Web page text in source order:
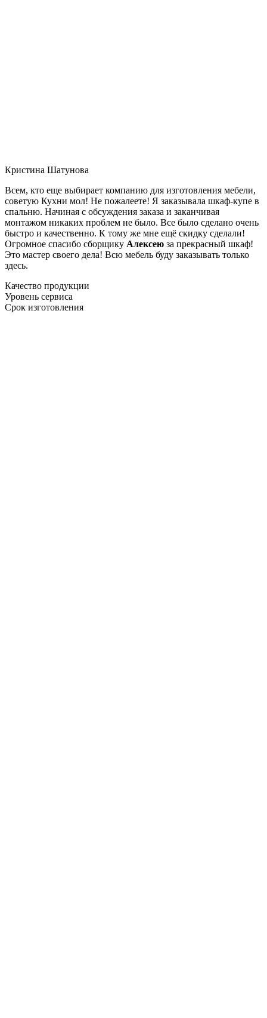
Кристина Шатунова
Всем, кто еще выбирает компанию для изготовления мебели,
советую Кухни мол! Не пожалеете! Я заказывала шкаф-купе в
спальню. Начиная с обсуждения заказа и заканчивая
монтажом никаких проблем не было. Все было сделано очень
быстро и качественно. К тому же мне ещё скидку сделали!
Огромное спасибо сборщику Алексею за прекрасный шкаф!
Это мастер своего дела! Всю мебель буду заказывать только
здесь.
Качество продукции
Уровень сервиса
Срок изготовления